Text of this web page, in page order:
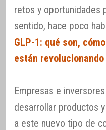
retos y oportunidades
sentido, hace poco
GLP-1: qué son,
están
Empresas e
desarrollar productos
a este nuevo tipo de